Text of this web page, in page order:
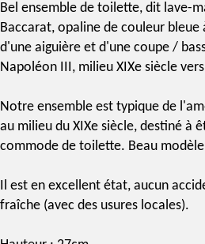
Bel ensemble de toilette, dit lave-
Baccarat, opaline de couleur
d'une aiguière et d'une coupe /
Napoléon III, milieu XIXe siècle
Notre ensemble est typique de
au milieu du XIXe siècle, destiné à
commode de toilette. Beau
Il est en excellent état, aucun
fraîche (avec des usures locales).